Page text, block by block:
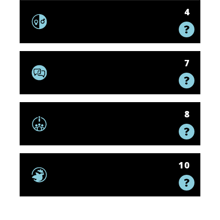
4
7
8
10